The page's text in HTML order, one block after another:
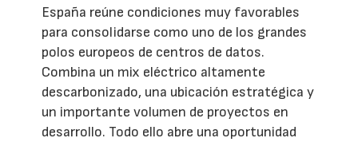
España reúne condiciones muy favorables
para consolidarse como uno de los grandes
polos europeos de centros de datos.
Combina un mix eléctrico altamente
descarbonizado, una ubicación estratégica y
un importante volumen de proyectos en
desarrollo. Todo ello abre una oportunidad